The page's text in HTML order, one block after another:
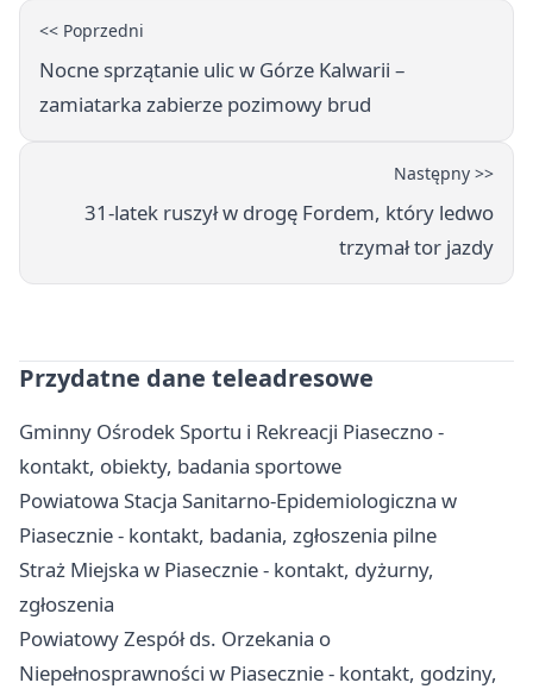
<< Poprzedni
Nocne sprzątanie ulic w Górze Kalwarii –
zamiatarka zabierze pozimowy brud
Następny >>
31-latek ruszył w drogę Fordem, który ledwo
trzymał tor jazdy
Przydatne dane teleadresowe
Gminny Ośrodek Sportu i Rekreacji Piaseczno -
kontakt, obiekty, badania sportowe
Powiatowa Stacja Sanitarno-Epidemiologiczna w
Piasecznie - kontakt, badania, zgłoszenia pilne
Straż Miejska w Piasecznie - kontakt, dyżurny,
zgłoszenia
Powiatowy Zespół ds. Orzekania o
Niepełnosprawności w Piasecznie - kontakt, godziny,